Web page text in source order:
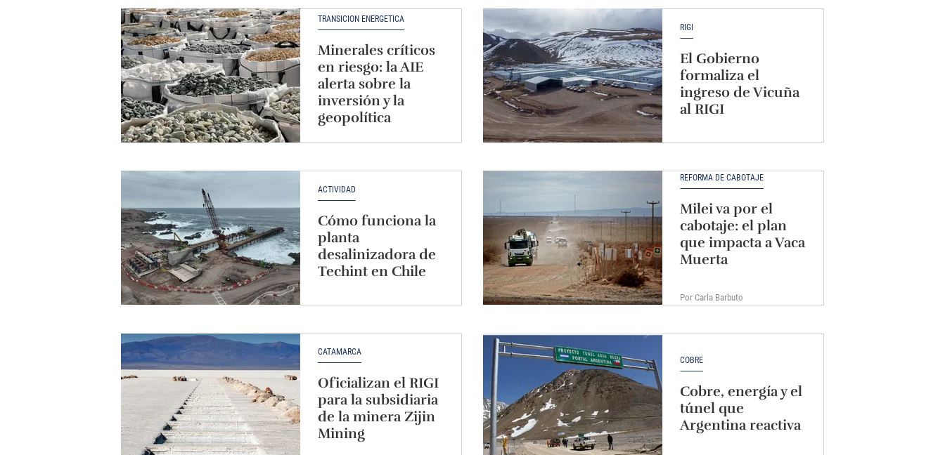
TRANSICIÓN ENERGÉTICA
Minerales críticos
en riesgo: la AIE
alerta sobre la
inversión y la
geopolítica
RIGI
El Gobierno
formaliza el
ingreso de Vicuña
al RIGI
ACTIVIDAD
Cómo funciona la
planta
desalinizadora de
Techint en Chile
REFORMA DE CABOTAJE
Milei va por el
cabotaje: el plan
que impacta a Vaca
Muerta
Por Carla Barbuto
CATAMARCA
Oficializan el RIGI
para la subsidiaria
de la minera Zijin
Mining
COBRE
Cobre, energía y el
túnel que
Argentina reactiva